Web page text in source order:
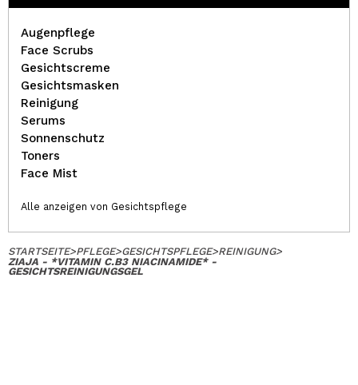
Augenpflege
Face Scrubs
Gesichtscreme
Gesichtsmasken
Reinigung
Serums
Sonnenschutz
Toners
Face Mist
Alle anzeigen von Gesichtspflege
STARTSEITE>PFLEGE>GESICHTSPFLEGE>REINIGUNG>
ZIAJA - *VITAMIN C.B3 NIACINAMIDE* -
GESICHTSREINIGUNGSGEL